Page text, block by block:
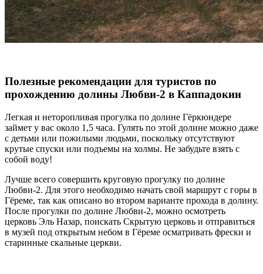
Полезные рекомендации для туристов по
прохождению долины Любви-2 в Каппадокии
Легкая и неторопливая прогулка по долине Гёркюндере
займет у вас около 1,5 часа. Гулять по этой долине можно даже
с детьми или пожилыми людьми, поскольку отсутствуют
крутые спуски или подъемы на холмы. Не забудьте взять с
собой воду!
Лучше всего совершить круговую прогулку по долине
Любви-2. Для этого необходимо начать свой маршрут с горы в
Гёреме, так как описано во втором варианте прохода в долину.
После прогулки по долине Любви-2, можно осмотреть
церковь Эль Назар, поискать Скрытую церковь и отправиться
в музей под открытым небом в Гёреме осматривать фрески и
старинные скальные церкви.